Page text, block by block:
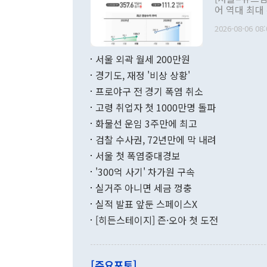
관 부처 장
관의 무리한
다. [정동영 통일부 장관이 지난달 23일 오후 서울 종로구 정부서울청사에
무너졌다고
함께 4자 대
"우리의 선
관은 업무
어 역대 최
료=한국은행] 한국은행이 6일 발표한 '2026년 6월 국제수지(잠정)'
며 월간 기
196.9% 급
수출은
기록했지만
로 전환됐다.
는 배당수입
2026-08-06
서울 외곽 월세 200만원
경기도, 재정 '비상 상황'
프로야구 전 경기 폭염 취소
고령 취업자 첫 1000만명 돌파
화물선 운임 3주만에 최고
검찰 수사권, 72년만에 막 내려
서울 첫 폭염중대경보
'300억 사기' 차가원 구속
실거주 아니면 세금 껑충
실적 발표 앞둔 스페이스X
[히든스테이지] 즌·오아 첫 도전